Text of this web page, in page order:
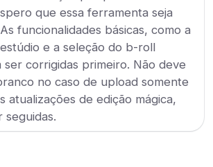
que essa ferramenta seja
funcionalidades básicas, como a
e a seleção do b-roll
corrigidas primeiro. Não deve
no caso de upload somente
atualizações de edição mágica,
seguidas.